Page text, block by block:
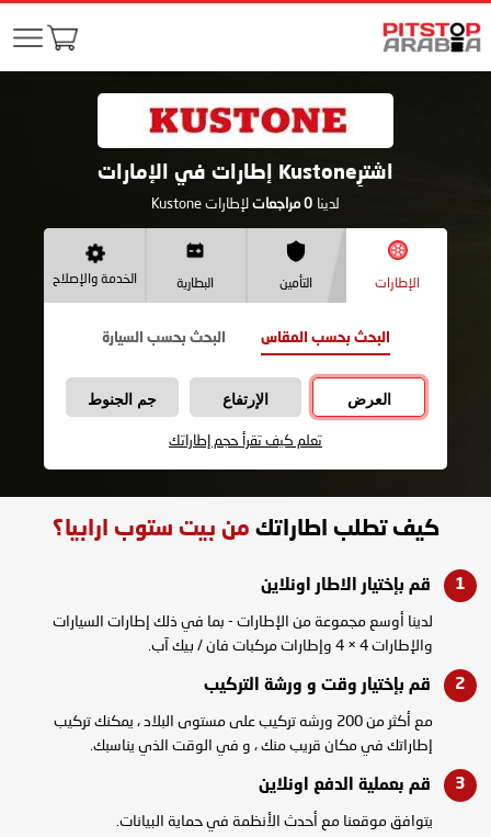
اشترِKustone إطارات في الإمارات
لدينا 0مراجعاتلإطارات Kustone
الإطارات التأمين البطارية الخدمة والإصلاح
البحث بحسب المقاس البحث بحسب السيارة
العرض الإرتفاع جم الجنوط
تعلم كيف تقرأ حجم إطاراتك
كيف تطلب اطاراتك من بيت ستوب ارابيا؟
قم بإختيار الاطار اونلاين
لدينا أوسع مجموعة من الإطارات - بما في ذلك إطارات السيارات
والإطارات 4 × 4 وإطارات مركبات فان / بيك آب.
قم بإختيار وقت و ورشة التركيب
مع أكثر من 200 ورشه تركيب على مستوى البلاد ، يمكنك تركيب
إطاراتك في مكان قريب منك ، و في الوقت الذي يناسبك.
قم بعملية الدفع اونلاين
يتوافق موقعنا مع أحدث الأنظمة في حماية البيانات.